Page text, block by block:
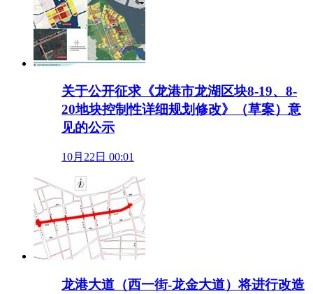
关于公开征求《龙港市龙湖区块8-19、8-
20地块控制性详细规划修改》（草案）意
见的公示
10月22日 00:01
龙港大道（西一街-龙金大道）将进行改造